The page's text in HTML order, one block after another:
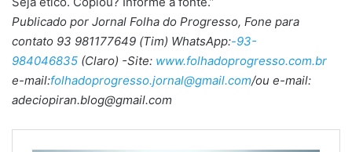
Publicado por Jornal Folha do Progresso, Fone para
contato 93 981177649 (Tim) WhatsApp:-93-
984046835 (Claro) -Site: www.folhadoprogresso.com.br
e-mail:folhadoprogresso.jornal@gmail.com/ou e-mail:
adeciopiran.blog@gmail.com